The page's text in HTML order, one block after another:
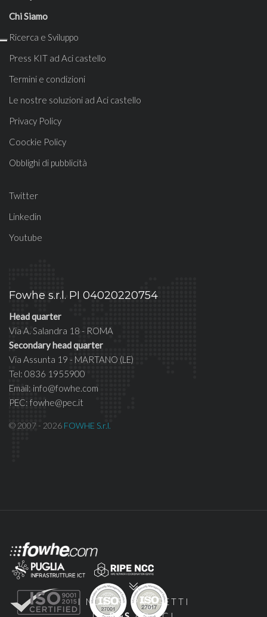
I NOSTRI PROGETTI
Chi Siamo
Ricerca e Sviluppo
Press KIT ad Aci castello
Termini e condizioni
Le nostre soluzioni ad Aci castello
Privacy Policy
Coockie Policy
Obblighi di pubblicità
Twitter
Linkedin
Youtube
Fowhe s.r.l. PI 04020220754
Head quarter
Via A. Salandra 18 - ROMA
Secondary head quarter
Via Assunta 19 - MARTANO (LE)
Tel: 0836 1955900
Email: info@fowhe.com
PEC: fowhe@pec.it
© 2007 - 2026 FOWHE S.r.l.